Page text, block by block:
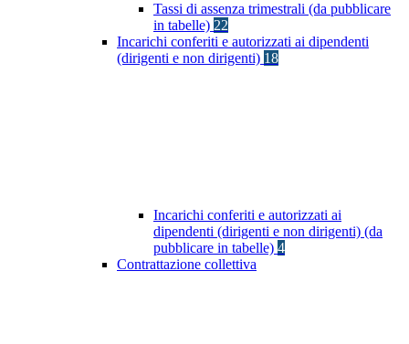
Tassi di assenza trimestrali (da pubblicare
in tabelle) 22
Incarichi conferiti e autorizzati ai dipendenti
(dirigenti e non dirigenti) 18
Incarichi conferiti e autorizzati ai
dipendenti (dirigenti e non dirigenti) (da
pubblicare in tabelle) 4
Contrattazione collettiva